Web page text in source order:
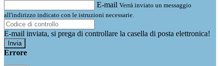
E-mail Verrà inviato un messaggio
all'indirizzo indicato con le istruzioni necessarie.
E-mail inviata, si prega di controllare la casella di posta elettronica!
Errore